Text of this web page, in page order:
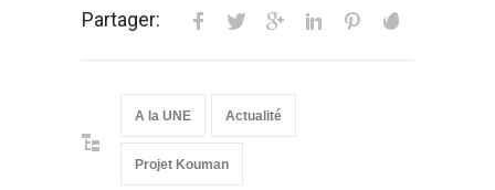
Partager:
A la UNE Actualité
Projet Kouman